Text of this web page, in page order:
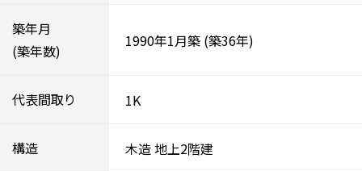
築年月
(築年数)
1990年1月築 (築36年)
代表間取り 1K
構造 木造地上2階建